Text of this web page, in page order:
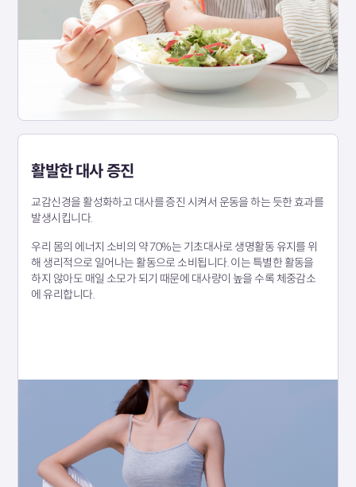
활발한 대사 증진
교감신경을 활성화하고 대사를 증진 시켜서 운동을 하는 듯한 효과를
발생시킵니다.
우리 몸의 에너지 소비의 약 70%는 기초대사로 생명활동 유지를 위
해 생리적으로 일어나는 활동으로 소비됩니다. 이는 특별한 활동을
하지 않아도 매일 소모가 되기 때문에 대사량이 높을 수록 체중감소
에 유리합니다.